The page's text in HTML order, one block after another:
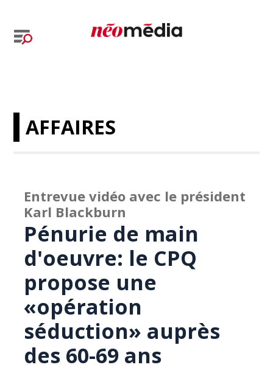
AFFAIRES
Entrevue vidéo avec le président
Karl Blackburn
Pénurie de main
d'oeuvre: le CPQ
propose une
«opération
séduction» auprès
des 60-69 ans